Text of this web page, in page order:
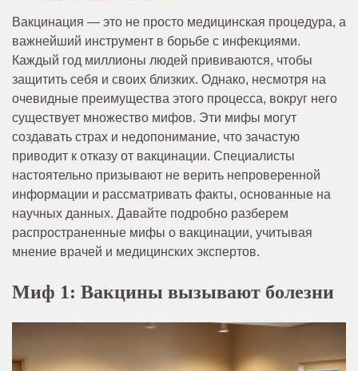
Вакцинация — это не просто медицинская процедура, а
важнейший инструмент в борьбе с инфекциями.
Каждый год миллионы людей прививаются, чтобы
защитить себя и своих близких. Однако, несмотря на
очевидные преимущества этого процесса, вокруг него
существует множество мифов. Эти мифы могут
создавать страх и недопонимание, что зачастую
приводит к отказу от вакцинации. Специалисты
настоятельно призывают не верить непроверенной
информации и рассматривать факты, основанные на
научных данных. Давайте подробно разберем
распространенные мифы о вакцинации, учитывая
мнение врачей и медицинских экспертов.
Миф 1: Вакцины вызывают болезни